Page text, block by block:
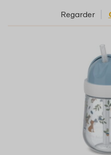
Regarder